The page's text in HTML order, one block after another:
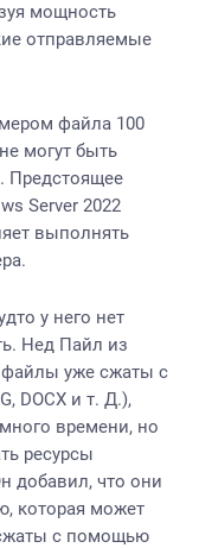
мощность
отправляемые
файла 100
могут быть
Предстоящее
Server 2022
выполнять
у него нет
Нед Пайл из
файлы уже сжаты с
DOCX и т. Д.),
времени, но
ресурсы
добавил, что они
которая может
с помощью